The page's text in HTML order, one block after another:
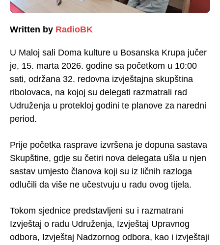
Written by RadioBK
U Maloj sali Doma kulture u Bosanska Krupa jučer
je, 15. marta 2026. godine sa početkom u 10:00
sati, održana 32. redovna izvještajna skupština
ribolovaca, na kojoj su delegati razmatrali rad
Udruženja u protekloj godini te planove za naredni
period.
Prije početka rasprave izvršena je dopuna sastava
Skupštine, gdje su četiri nova delegata ušla u njen
sastav umjesto članova koji su iz ličnih razloga
odlučili da više ne učestvuju u radu ovog tijela.
Tokom sjednice predstavljeni su i razmatrani
Izvještaj o radu Udruženja, Izvještaj Upravnog
odbora, Izvještaj Nadzornog odbora, kao i izvještaji